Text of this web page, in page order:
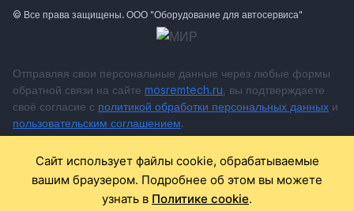
© Все права защищены. ООО "Оборудование для автосервиса"
Отправляя свои персональные данные через любые формы
обратной связи на сайте mosremtech.ru , вы подтверждаете
своё согласие с политикой обработки персональных данных и
пользовательским соглашением.
носит исключительно информационный характер и ни при
каких условиях не является публичной офертой,
определяемой положениями Статьи 437 Гражданского
Сайт использует файлы cookie, обрабатываемые
вашим браузером. Подробнее об этом вы можете
узнать в Политике cookie.